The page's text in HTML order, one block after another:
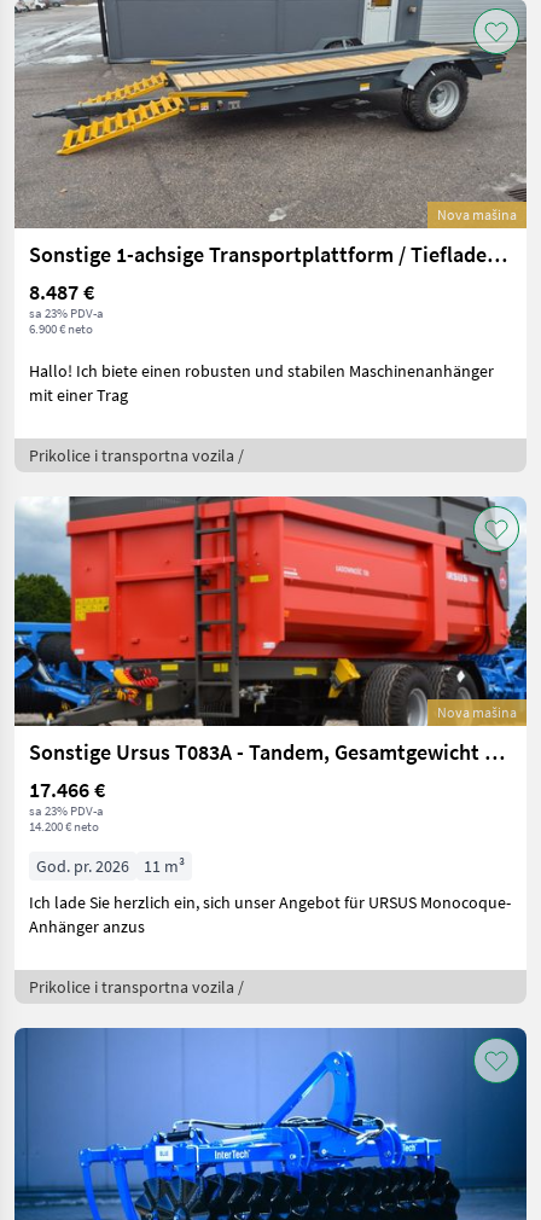
Nova mašina
Sonstige 1-achsige Transportplattform / Tieflader, 5 Tonn
8.487 €
sa 23% PDV-a
6.900 € neto
Hallo! Ich biete einen robusten und stabilen Maschinenanhänger
mit einer Trag
Prikolice i transportna vozila /
Nova mašina
Sonstige Ursus T083A - Tandem, Gesamtgewicht 12,7 t
17.466 €
sa 23% PDV-a
14.200 € neto
God. pr. 2026
11 m³
Ich lade Sie herzlich ein, sich unser Angebot für URSUS Monocoque-
Anhänger anzus
Prikolice i transportna vozila /